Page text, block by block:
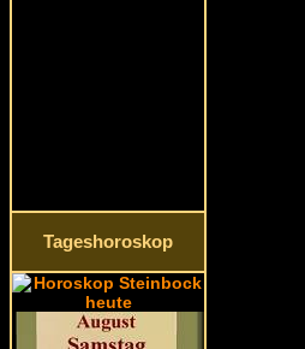
Tageshoroskop